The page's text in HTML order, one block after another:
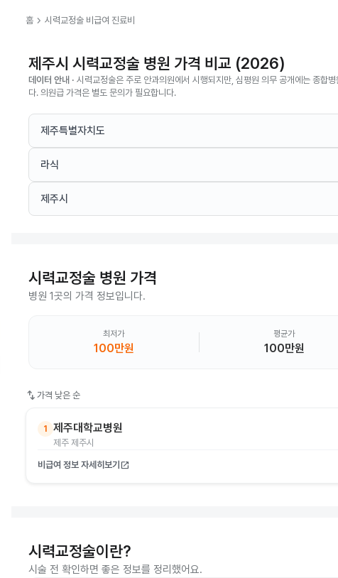
홈 chevron_right 시력교정술 비급여 진료비
제주시 시력교정술 병원 가격 비교 (2026)
데이터 안내 · 시력교정술은 주로 안과의원에서 시행되지만, 심평원 의무 공개에는 종합
다. 의원급 가격은 별도 문의가 필요합니다.
제주특별자치도
라식
제주시
시력교정술 병원 가격
병원 1곳의 가격 정보입니다.
최저가
100만원
평균가
100만원
swap_vert 가격 낮은 순
1 제주대학교병원
제주 제주시
비급여 정보 자세히보기 open_in_new
시력교정술이란?
시술 전 확인하면 좋은 정보를 정리했어요.